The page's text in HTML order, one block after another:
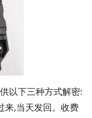
以下三种方式解密:
来,当天发回。收费